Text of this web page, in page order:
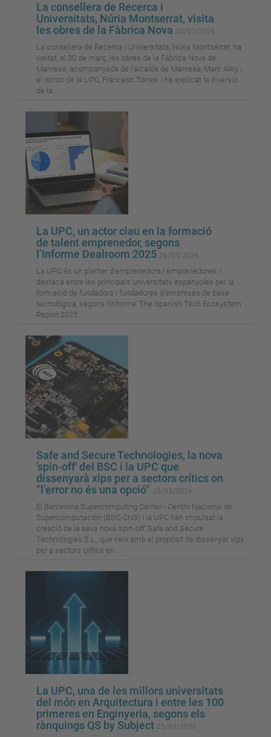
La consellera de Recerca i
Universitats, Núria Montserrat, visita
les obres de la Fàbrica Nova
La consellera de Recerca i Universitats, Núria Montserrat, ha
visitat, el 30 de març, les obres de la Fàbrica Nova de
Manresa, acompanyada de l’alcalde de Manresa, Marc Aloy, i
el rector de la UPC, Francesc Torres, i ha explicat la inversió
de la...
La UPC, un actor clau en la formació
de talent emprenedor, segons
l’Informe Dealroom 2025
La UPC és un planter d'emprenedors i emprenedores, i
destaca entre les principals universitats espanyoles per la
formació de fundadors i fundadores d’empreses de base
tecnològica, segons l’informe 'The Spanish Tech Ecosystem
Report 2025'.
Safe and Secure Technologies, la nova
'spin-off' del BSC i la UPC que
dissenyarà xips per a sectors crítics on
“l’error no és una opció”
El Barcelona Supercomputing Center - Centro Nacional de
Supercomputación (BSC-CNS) i la UPC han impulsat la
creació de la seva nova 'spin-off' Safe and Secure
Technologies S.L., que neix amb el propòsit de dissenyar xips
per a sectors crítics en...
La UPC, una de les millors universitats
del món en Arquitectura i entre les 100
primeres en Enginyeria, segons els
rànquings QS by Subject